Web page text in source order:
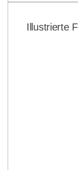
Illustrierte